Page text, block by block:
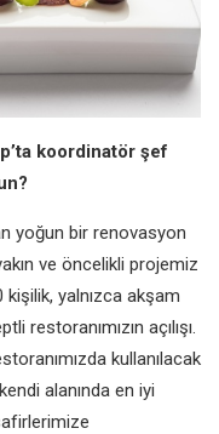
koordinatör şef
yoğun bir renovasyon
ve öncelikli projemiz
kişilik, yalnızca akşam
restoranımızın açılışı.
kullanılacak
alanında en iyi